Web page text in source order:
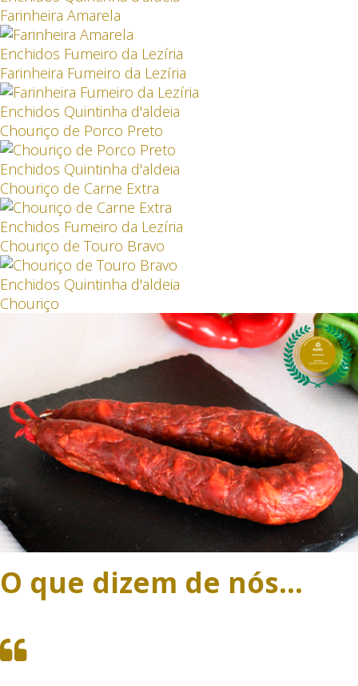
Farinheira Amarela
Enchidos Fumeiro da Lezíria
Farinheira Fumeiro da Lezíria
Enchidos Quintinha d'aldeia
Chouriço de Porco Preto
Enchidos Quintinha d'aldeia
Chouriço de Carne Extra
Enchidos Fumeiro da Lezíria
Chouriço de Touro Bravo
Enchidos Quintinha d'aldeia
Chouriço
O que dizem de nós...